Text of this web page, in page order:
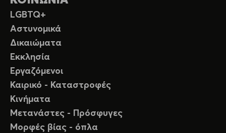
LGBTQ+
Αστυνομικά
Δικαιώματα
Εκκλησία
Εργαζόμενοι
Καιρικό - Καταστροφές
Κινήματα
Μετανάστες - Πρόσφυγες
Μορφές βίας - όπλα